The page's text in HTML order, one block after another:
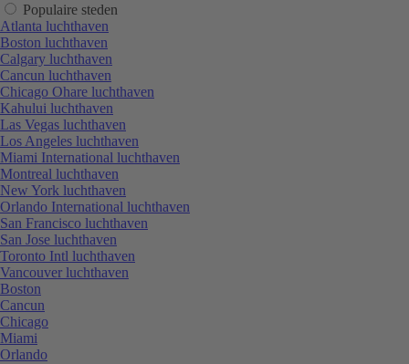
Populaire steden
Atlanta luchthaven
Boston luchthaven
Calgary luchthaven
Cancun luchthaven
Chicago Ohare luchthaven
Kahului luchthaven
Las Vegas luchthaven
Los Angeles luchthaven
Miami International luchthaven
Montreal luchthaven
New York luchthaven
Orlando International luchthaven
San Francisco luchthaven
San Jose luchthaven
Toronto Intl luchthaven
Vancouver luchthaven
Boston
Cancun
Chicago
Miami
Orlando